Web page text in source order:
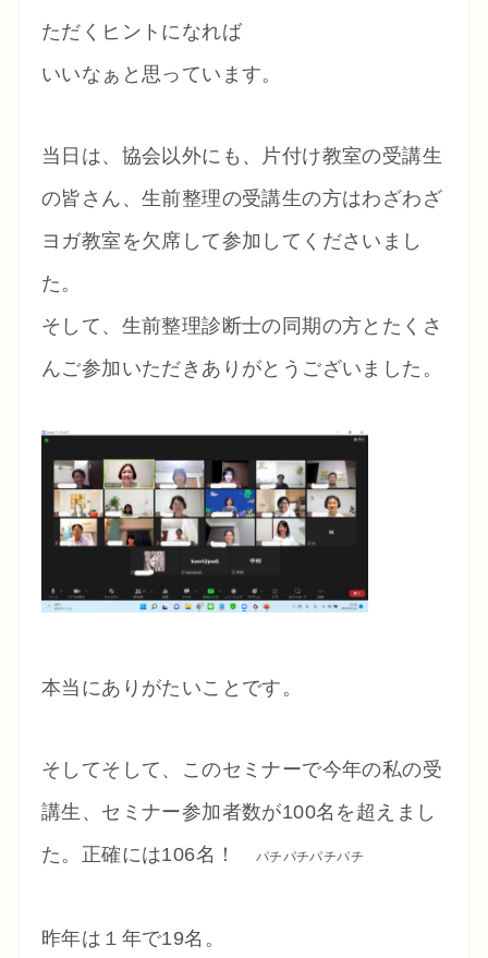
ただくヒントになれば
いいなぁと思っています。
当日は、協会以外にも、片付け教室の受講生
の皆さん、生前整理の受講生の方はわざわざ
ヨガ教室を欠席して参加してくださいまし
た。
そして、生前整理診断士の同期の方とたくさ
んご参加いただきありがとうございました。
本当にありがたいことです。
そしてそして、このセミナーで今年の私の受
講生、セミナー参加者数が100名を超えまし
た。正確には106名！
パチパチパチパチ
昨年は１年で19名。